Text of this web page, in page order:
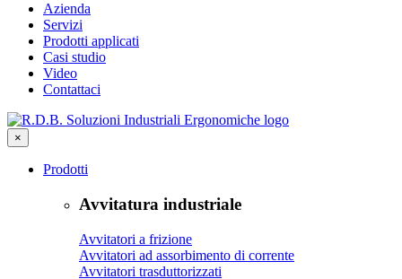
Azienda
Servizi
Prodotti applicati
Casi studio
Video
Contattaci
×
Prodotti
Avvitatura industriale
Avvitatori a frizione
Avvitatori ad assorbimento di corrente
Avvitatori trasduttorizzati